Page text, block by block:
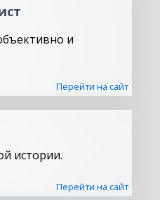
и
Перейти на сайт
истории.
Перейти на сайт